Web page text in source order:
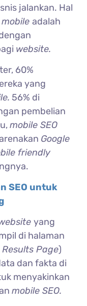
jalankan. Hal
mobileadalah
website.
60%
yang
56% di
pembelian
mobile SEO
Google
friendly
SEO untuk
yang
di halaman
Page)
dan fakta di
menyakinkan
mobile SEO.